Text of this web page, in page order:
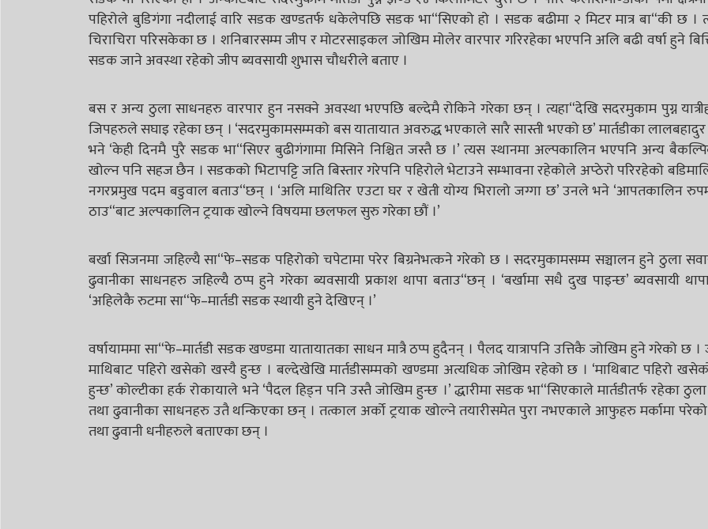
पहिरोले बुडिगंगा नदीलाई वारि सडक खण्डतर्फ धकेलेपछि सडक भा“सिएको हो । सडक बढीमा २ मिटर मात्र बा“की छ ।
चिराचिरा परिसकेका छ । शनिबारसम्म जीप र मोटरसाइकल जोखिम मोलेर वारपार गरिरहेका भएपनि अलि बढी वर्षा हुने
सडक जाने अवस्था रहेको जीप ब्यवसायी शुभास चौधरीले बताए ।
बस र अन्य ठुला साधनहरु वारपार हुन नसक्ने अवस्था भएपछि बल्देमै रोकिने गरेका छन् । त्यहा“देखि सदरमुकाम पुग्न
जिपहरुले सघाइ रहेका छन् । ‘सदरमुकामसम्मको बस यातायात अवरुद्ध भएकाले सारै सास्ती भएको छ’ मार्तडीका
भने ‘केही दिनमै पुरै सडक भा“सिएर बुढीगंगामा मिसिने निश्चित जस्तै छ ।’ त्यस स्थानमा अल्पकालिन भएपनि अन्य
खोल्न पनि सहज छैन । सडकको भिटापट्टि जति बिस्तार गरेपनि पहिरोले भेटाउने सम्भावना रहेकोले अप्ठेरो परिरहेको
नगरप्रमुख पदम बडुवाल बताउ“छन् । ‘अलि माथितिर एउटा घर र खेती योग्य भिरालो जग्गा छ’ उनले भने ‘आपतकालिन
ठाउ“बाट अल्पकालिन ट्रयाक खोल्ने विषयमा छलफल सुरु गरेका छौं ।’
बर्खा सिजनमा जहिल्यै सा“फे–सडक पहिरोको चपेटामा परेर बिग्रनेभत्कने गरेको छ । सदरमुकामसम्म सञ्चालन हुने ठुला
ढुवानीका साधनहरु जहिल्यै ठप्प हुने गरेका ब्यवसायी प्रकाश थापा बताउ“छन् । ‘बर्खामा सधै दुख पाइन्छ’ ब्यवसायी
‘अहिलेकै रुटमा सा“फे–मार्तडी सडक स्थायी हुने देखिएन् ।’
वर्षायाममा सा“फे–मार्तडी सडक खण्डमा यातायातका साधन मात्रै ठप्प हुदैनन् । पैलद यात्रापनि उत्तिकै जोखिम हुने गरेको छ
माथिबाट पहिरो खसेको खस्यै हुन्छ । बल्देखेखि मार्तडीसम्मको खण्डमा अत्यधिक जोखिम रहेको छ । ‘माथिबाट पहिरो
हुन्छ’ कोल्टीका हर्क रोकायाले भने ‘पैदल हिड्न पनि उस्तै जोखिम हुन्छ ।’ द्धारीमा सडक भा“सिएकाले मार्तडीतर्फ रहेका
तथा ढुवानीका साधनहरु उतै थन्किएका छन् । तत्काल अर्को ट्रयाक खोल्ने तयारीसमेत पुरा नभएकाले आफुहरु मर्कामा परेको
तथा ढुवानी धनीहरुले बताएका छन् ।